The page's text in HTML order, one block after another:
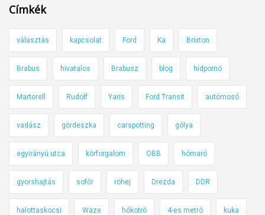
y
e
s
m
e
r
ó
b
a
Címkék
választás kapcsolat Ford Ka Brixton
Brabus hivatalos Brabusz blog hídpornó
Martorell Rudolf Yaris Ford Transit autómosó
vadász gördeszka carspotting gólya
egyirányú utca körforgalom OBB hómaró
gyorshajtás sofőr röhej Drezda DDR
halottaskocsi Waze hókotró 4-es metró kuka